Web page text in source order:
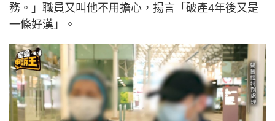
務。」職員又叫他不用擔心，揚言「破產4年後又是
一條好漢」。